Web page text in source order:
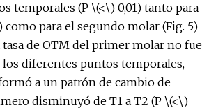
temporales (P \(<\) 0,01) tanto para
como para el segundo molar (Fig. 5)
tasa de OTM del primer molar no fue
diferentes puntos temporales,
a un patrón de cambio de
disminuyó de T1 a T2 (P \(<\)